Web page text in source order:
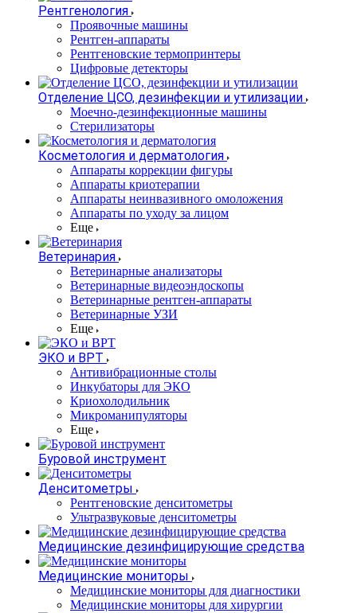
Рентгенология
Проявочные машины
Рентген-аппараты
Рентгеновские термопринтеры
Цифровые детекторы
Отделение ЦСО, дезинфекции и утилизации
Моечно-дезинфекционные машины
Стерилизаторы
Косметология и дерматология
Аппараты коррекции фигуры
Аппараты криотерапии
Аппараты неинвазивного омоложения
Аппараты по уходу за лицом
Еще
Ветеринария
Ветеринарные анализаторы
Ветеринарные видеоэндоскопы
Ветеринарные рентген-аппараты
Ветеринарные УЗИ
Еще
ЭКО и ВРТ
Антивибрационные столы
Инкубаторы для ЭКО
Криохолодильник
Микроманипуляторы
Еще
Буровой инструмент
Денситометры
Рентгеновские денситометры
Ультразвуковые денситометры
Медицинские дезинфицирующие средства
Медицинские мониторы
Медицинские мониторы для диагностики
Медицинские мониторы для хирургии